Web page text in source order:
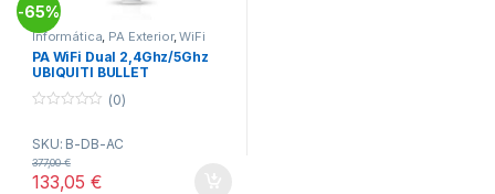
-65%
Informática, PA Exterior,WiFi
PA WiFi Dual 2,4Ghz/5Ghz
UBIQUITI BULLET
u
t
o
f
(0)
SKU: B-DB-AC
133,05€
377,00€